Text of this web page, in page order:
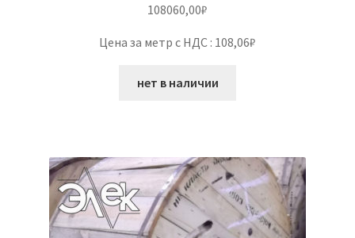
108060,00₽
Цена за метр с НДС : 108,06₽
нет в наличии